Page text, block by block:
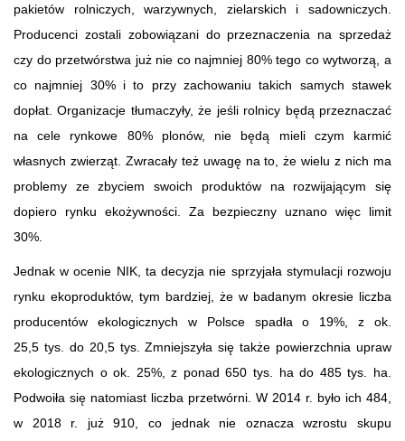
pakietów rolniczych, warzywnych, zielarskich i sadowniczych.
Producenci zostali zobowiązani do przeznaczenia na sprzedaż
czy do przetwórstwa już nie co najmniej 80% tego co wytworzą, a
co najmniej 30% i to przy zachowaniu takich samych stawek
dopłat. Organizacje tłumaczyły, że jeśli rolnicy będą przeznaczać
na cele rynkowe 80% plonów, nie będą mieli czym karmić
własnych zwierząt. Zwracały też uwagę na to, że wielu z nich ma
problemy ze zbyciem swoich produktów na rozwijającym się
dopiero rynku ekożywności. Za bezpieczny uznano więc limit
30%.
Jednak w ocenie NIK, ta decyzja nie sprzyjała stymulacji rozwoju
rynku ekoproduktów, tym bardziej, że w badanym okresie liczba
producentów ekologicznych w Polsce spadła o 19%, z ok.
25,5 tys. do 20,5 tys. Zmniejszyła się także powierzchnia upraw
ekologicznych o ok. 25%, z ponad 650 tys. ha do 485 tys. ha.
Podwoiła się natomiast liczba przetwórni. W 2014 r. było ich 484,
w 2018 r. już 910, co jednak nie oznacza wzrostu skupu